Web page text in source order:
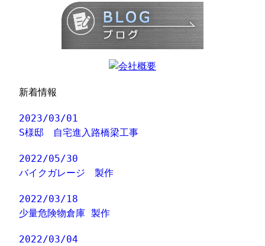
新着情報
2023/03/01
S様邸 自宅進入路橋梁工事
2022/05/30
バイクガレージ 製作
2022/03/18
少量危険物倉庫 製作
2022/03/04